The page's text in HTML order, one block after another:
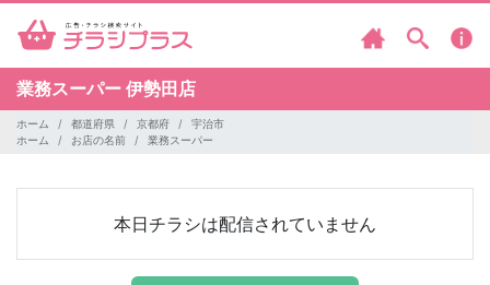
業務スーパー 伊勢田店
ホーム 都道府県 京都府
宇治市
ホーム
お店の名前 業務スーパー
本日チラシは配信されていません